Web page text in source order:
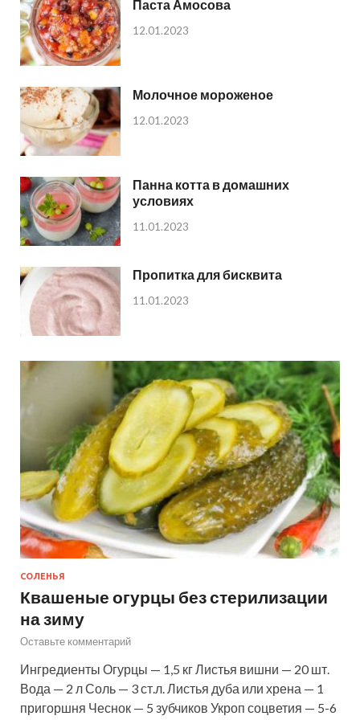
Паста Амосова
12.01.2023
Молочное мороженое
12.01.2023
Панна котта в домашних
условиях
11.01.2023
Пропитка для бисквита
11.01.2023
СОЛЕНЬЯ
Квашеные огурцы без стерилизации
на зиму
Оставьте комментарий
Ингредиенты Огурцы — 1,5 кг Листья вишни — 20 шт.
Вода — 2 л Соль — 3 ст.л. Листья дуба или хрена — 1
пригоршня Чеснок — 5 зубчиков Укроп соцветия — 5-6